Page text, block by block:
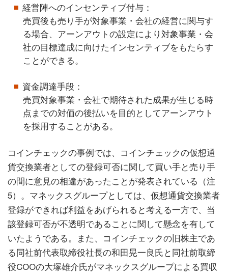
経営陣へのインセンティブ付与：
売買後も売り手が対象事業・会社の経営に関与す
る場合、アーンアウトの設定により対象事業・会
社の目標達成に向けたインセンティブをもたらす
ことができる。
資金調達手段：
売買対象事業・会社で期待された成果が生じる時
点までの対価の後払いを目的としてアーンアウト
を採用することがある。
コインチェックの事例では、コインチェックの仮想通
貨交換業者としての登録可否に関して買い手と売り手
の間に意見の相違があったことが発表されている（注
5）。マネックスグループとしては、仮想通貨交換業者
登録ができれば利益をあげられると考える一方で、当
該登録可否が不透明であることに関して懸念を有して
いたようである。また、コインチェックの旧株主であ
る同社前代表取締役社長の和田晃一良氏と同社前取締
役COOの大塚雄介氏がマネックスグループによる買収